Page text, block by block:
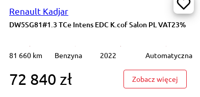
N-Connecta Podgrz.f K.cofania Salon PL VAT 23%
Renault Kadjar
DW5SG81#1.3 TCe Intens EDC K.cof Salon PL VAT23%
81 660 km Benzyna 2022 Automatyczna
72 840 zł Zobacz więcej :